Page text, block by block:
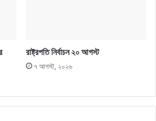
রাষ্ট্রপতি নির্বাচন ২০ আগস্ট
৭ আগস্ট, ২০২৬